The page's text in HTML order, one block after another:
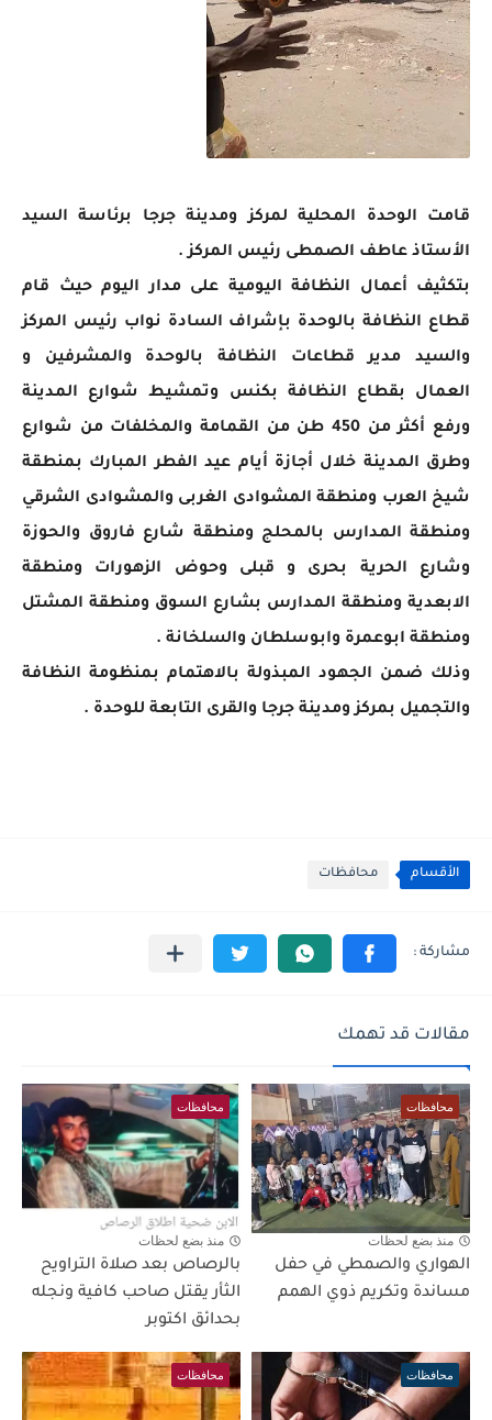
قامت الوحدة المحلية لمركز ومدينة جرجا برئاسة السيد
الأستاذ عاطف الصمطى رئيس المركز .
بتكثيف أعمال النظافة اليومية على مدار اليوم حيث قام
قطاع النظافة بالوحدة بإشراف السادة نواب رئيس المركز
والسيد مدير قطاعات النظافة بالوحدة والمشرفين و
العمال بقطاع النظافة بكنس وتمشيط شوارع المدينة
ورفع أكثر من 450 طن من القمامة والمخلفات من شوارع
وطرق المدينة خلال أجازة أيام عيد الفطر المبارك بمنطقة
شيخ العرب ومنطقة المشوادى الغربى والمشوادى الشرقي
ومنطقة المدارس بالمحلج ومنطقة شارع فاروق والحوزة
وشارع الحرية بحرى و قبلى وحوض الزهورات ومنطقة
الابعدية ومنطقة المدارس بشارع السوق ومنطقة المشتل
ومنطقة ابوعمرة وابوسلطان والسلخانة .
وذلك ضمن الجهود المبذولة بالاهتمام بمنظومة النظافة
والتجميل بمركز ومدينة جرجا والقرى التابعة للوحدة .
الأقسام محافظات
مقالات قد تهمك
محافظات
منذ بضع لحظات
الهواري والصمطي في حفل
مساندة وتكريم ذوي الهمم
محافظات
منذ بضع لحظات
بالرصاص بعد صلاة التراويح
الثأر يقتل صاحب كافية ونجله
بحدائق اكتوبر
محافظات محافظات